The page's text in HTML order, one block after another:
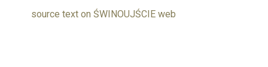
source text on ŚWINOUJŚCIE web